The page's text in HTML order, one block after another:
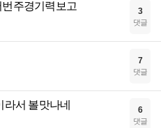
주경기력보고 3
댓글
7
댓글
라서 볼맛나네 6
댓글